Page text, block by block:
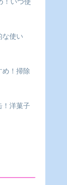
な使い
め！掃除
！洋菓子